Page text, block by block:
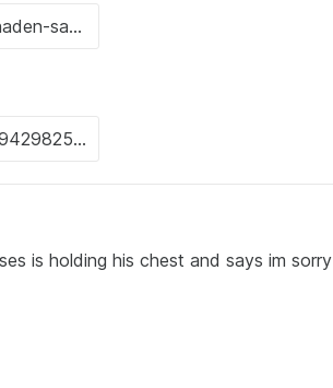
is holding his chest and says im sorry